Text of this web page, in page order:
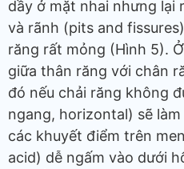
dầy ở mặt nhai nhưng lại
và rãnh (pits and
răng rất mỏng (Hình 5).
giữa thân răng với chân
đó nếu chải răng không
ngang, horizontal) sẽ
các khuyết điểm trên
acid) dễ ngấm vào dưới